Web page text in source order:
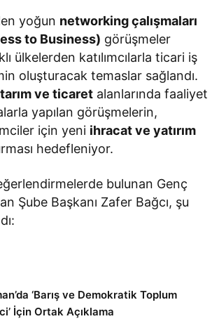
yoğun networking çalışmaları
to Business) görüşmeler
ülkelerden katılımcılarla ticari iş
oluşturacak temaslar sağlandı.
tarım ve ticaret alanlarında faaliyet
yapılan görüşmelerin,
için yeni ihracat ve yatırım
hedefleniyor.
bulunan Genç
Şube Başkanı Zafer Bağcı, şu
‘Barış ve Demokratik Toplum
İçin Ortak Açıklama